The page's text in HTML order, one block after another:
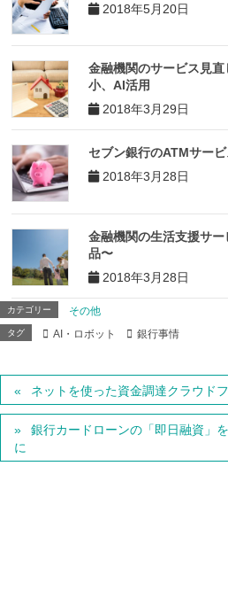
2018年5月20日
金融機関のサービス見
小、AI活用
2018年3月29日
セブン銀行のATMサービ
2018年3月28日
金融機関の生活支援サ
品〜
2018年3月28日
カテゴリー その他
タグ AI・ロボット 銀行事情
ネットを使った資金調達クラウド
銀行カードローンの「即日融資」
に